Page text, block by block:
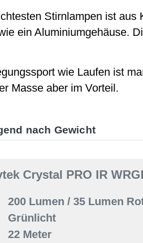
Stirnlampen ist aus
ein Aluminiumgehäuse.
wie Laufen ist
Masse aber im Vorteil.
nach Gewicht
Crystal PRO IR
200 Lumen / 35 Lumen
Grünlicht
22 Meter